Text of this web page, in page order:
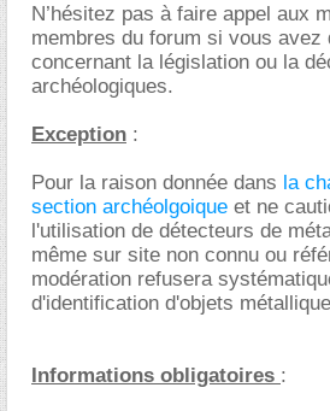
N’hésitez pas à faire appel aux
membres du forum si vous avez
concernant la législation ou la
archéologiques.
Exception :
Pour la raison donnée dans la
section archéolgoique et ne
l'utilisation de détecteurs de
même sur site non connu ou
modération refusera
d'identification d'objets
Informations obligatoires :